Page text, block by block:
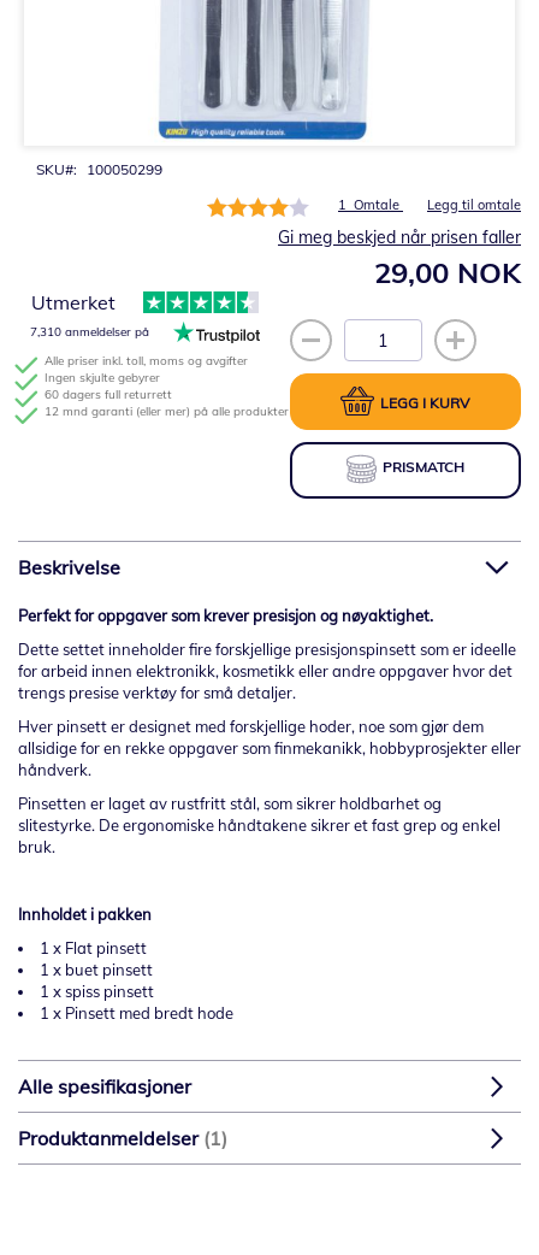
SKU 100050299
Rating:
1 Omtale Legg til omtale
29,00 NOK
Gi meg beskjed når prisen faller
LEGG I KURV
PRISMATCH
Alle priser inkl. toll, moms og avgifter
Ingen skjulte gebyrer
60 dagers full returrett
12 mnd garanti (eller mer) på alle produkter
Utmerket
7,310 anmeldelser på
Beskrivelse
Perfekt for oppgaver som krever presisjon og nøyaktighet.
Dette settet inneholder fire forskjellige presisjonspinsett som er ideelle
for arbeid innen elektronikk, kosmetikk eller andre oppgaver hvor det
trengs presise verktøy for små detaljer.
Hver pinsett er designet med forskjellige hoder, noe som gjør dem
allsidige for en rekke oppgaver som finmekanikk, hobbyprosjekter eller
håndverk.
Pinsetten er laget av rustfritt stål, som sikrer holdbarhet og
slitestyrke. De ergonomiske håndtakene sikrer et fast grep og enkel
bruk.
Innholdet i pakken
1 x Flat pinsett
1 x buet pinsett
1 x spiss pinsett
1 x Pinsett med bredt hode
Alle spesifikasjoner
Produktanmeldelser 1